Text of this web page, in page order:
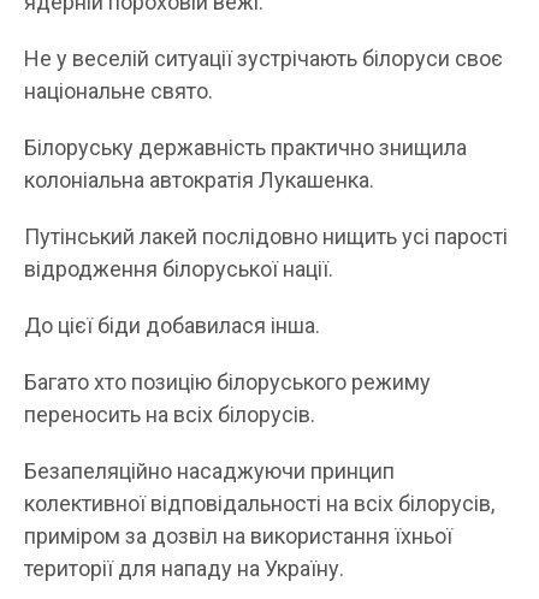
Не у веселій ситуації зустрічають білоруси своє
національне свято.
Білоруську державність практично знищила
колоніальна автократія Лукашенка.
Путінський лакей послідовно нищить усі парості
відродження білоруської нації.
До цієї біди добавилася інша.
Багато хто позицію білоруського режиму
переносить на всіх білорусів.
Безапеляційно насаджуючи принцип
колективної відповідальності на всіх білорусів,
приміром за дозвіл на використання їхньої
території для нападу на Україну.